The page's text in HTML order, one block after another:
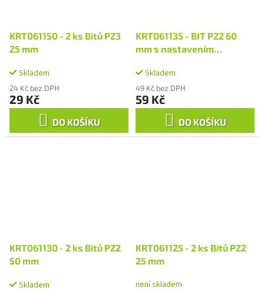
KRT061150 - 2 ks Bitů PZ3
25 mm
Skladem
24 Kč bez DPH
29 Kč
DO KOŠÍKU
KRT061135 - BIT PZ2 60
mm s nastavením
Skladem
49 Kč bez DPH
59 Kč
DO KOŠÍKU
KRT061130 - 2 ks Bitů PZ2
50 mm
Skladem
KRT061125 - 2 ks Bitů PZ2
25 mm
není skladem